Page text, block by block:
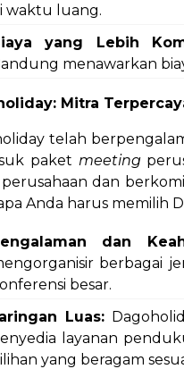
waktu luang.
yang Lebih
menawarkan
Mitra
telah
paket meeting
dan
Anda harus memilih
dan
berbagai
besar.
Luas:
layanan
yang beragam